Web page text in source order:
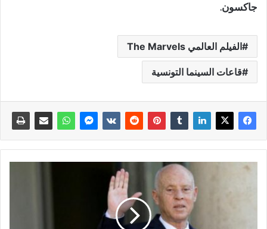
جاكسون.
الفيلم العالمي The Marvels
قاعات السينما التونسية